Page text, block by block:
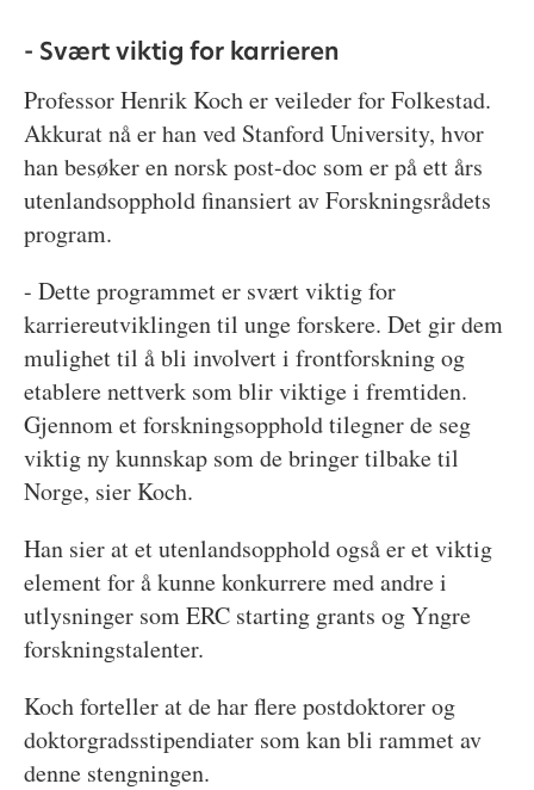
- Svært viktig for karrieren
Professor Henrik Koch er veileder for Folkestad.
Akkurat nå er han ved Stanford University, hvor
han besøker en norsk post-doc som er på ett års
utenlandsopphold finansiert av Forskningsrådets
program.
- Dette programmet er svært viktig for
karriereutviklingen til unge forskere. Det gir dem
mulighet til å bli involvert i frontforskning og
etablere nettverk som blir viktige i fremtiden.
Gjennom et forskningsopphold tilegner de seg
viktig ny kunnskap som de bringer tilbake til
Norge, sier Koch.
Han sier at et utenlandsopphold også er et viktig
element for å kunne konkurrere med andre i
utlysninger som ERC starting grants og Yngre
forskningstalenter.
Koch forteller at de har flere postdoktorer og
doktorgradsstipendiater som kan bli rammet av
denne stengningen.